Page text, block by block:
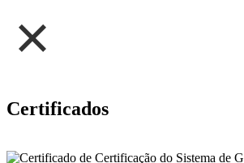
Certificados